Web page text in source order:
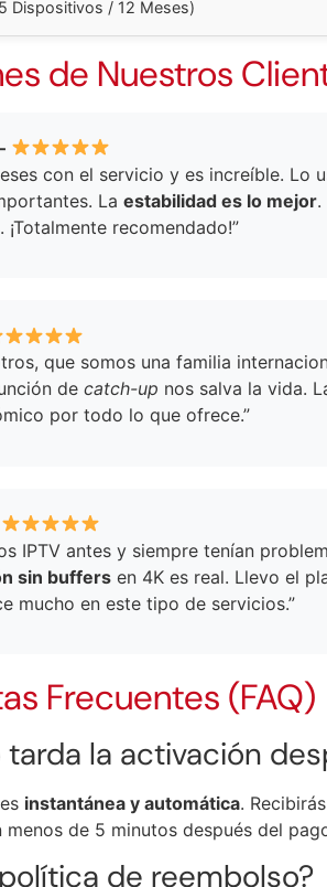
Dispositivos / 12 Meses)
de Nuestros
con el servicio y es increíble.
Laestabilidad es lo mejor.
¡Totalmente recomendado!”
que somos una familia
decatch-up nos salva la vida.
por todo lo que ofrece.”
IPTV antes y siempre tenían
sin buffers en 4K es real. Llevo el
mucho en este tipo de servicios.”
Frecuentes (FAQ)
tarda la activación
instantánea y automática.
de 5 minutos después del
de reembolso?